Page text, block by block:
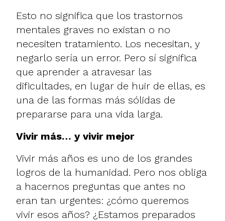
Esto no significa que los trastornos
mentales graves no existan o no
necesiten tratamiento. Los necesitan, y
negarlo sería un error. Pero sí significa
que aprender a atravesar las
dificultades, en lugar de huir de ellas, es
una de las formas más sólidas de
prepararse para una vida larga.
Vivir más… y vivir mejor
Vivir más años es uno de los grandes
logros de la humanidad. Pero nos obliga
a hacernos preguntas que antes no
eran tan urgentes: ¿cómo queremos
vivir esos años? ¿Estamos preparados